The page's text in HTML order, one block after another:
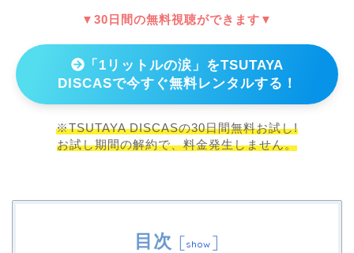
▼30日間の無料視聴ができます▼
「1リットルの涙」をTSUTAYA
DISCASで今すぐ無料レンタルする！
※TSUTAYA DISCASの30日間無料お試し!
お試し期間の解約で、料金発生しません。
目次 [show ]